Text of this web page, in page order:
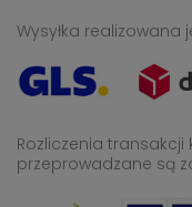
Wysyłka
Rozliczenia
przeprowadzane są